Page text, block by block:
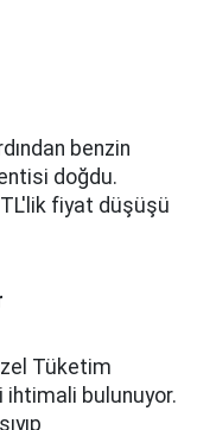
benzin
doğdu.
fiyat düşüşü
Tüketim
bulunuyor.